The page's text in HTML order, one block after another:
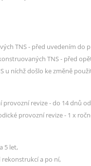
TNS - před uvedením do
TNS - před
u níchž došlo ke změně
provozní revize - do 14 dnů
provozní revize - 1 x
5 let,
rekonstrukcí a po ní,